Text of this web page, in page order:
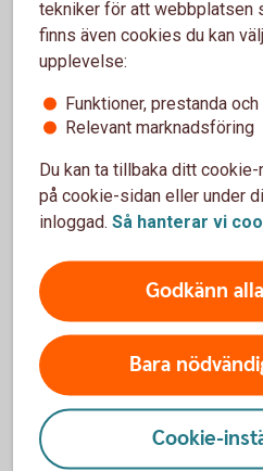
Vilka förändringar
lantbrukare behöva göra?
Vilken forskning och
för arbetet?
Vad händer om man inte
Ställ om till en mer
verksamhet
Vi erbjuder
ställa om till ett mer hållbart
tekniker för att webbplatsen
finns även cookies du kan
upplevelse:
Funktioner, prestanda
Relevant marknadsföring
Du kan ta tillbaka ditt
på cookie-sidan eller under
inloggad. Så hanterar vi
Godkänn
Bara
Cookie-